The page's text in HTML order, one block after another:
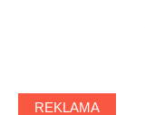
REKLAMA